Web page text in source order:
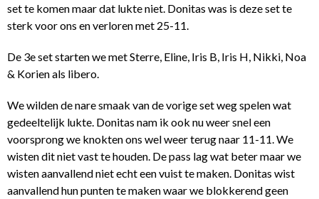
set te komen maar dat lukte niet. Donitas was is deze set te
sterk voor ons en verloren met 25-11.
De 3e set starten we met Sterre, Eline, Iris B, Iris H, Nikki, Noa
& Korien als libero.
We wilden de nare smaak van de vorige set weg spelen wat
gedeeltelijk lukte. Donitas nam ik ook nu weer snel een
voorsprong we knokten ons wel weer terug naar 11-11. We
wisten dit niet vast te houden. De pass lag wat beter maar we
wisten aanvallend niet echt een vuist te maken. Donitas wist
aanvallend hun punten te maken waar we blokkerend geen